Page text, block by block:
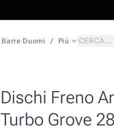
Barre Duomi Più
Dischi Freno
Turbo Grove